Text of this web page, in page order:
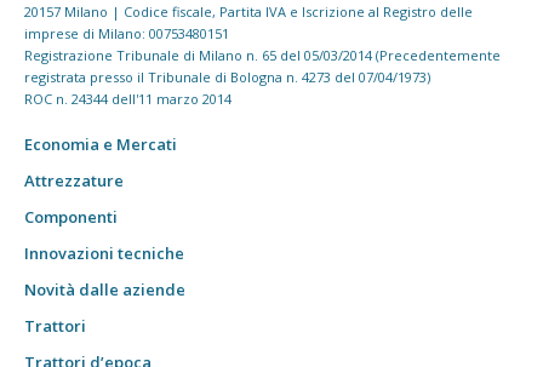
20157 Milano | Codice fiscale, Partita IVA e Iscrizione al Registro delle
imprese di Milano: 00753480151
Registrazione Tribunale di Milano n. 65 del 05/03/2014 (Precedentemente
registrata presso il Tribunale di Bologna n. 4273 del 07/04/1973)
ROC n. 24344 dell'11 marzo 2014
Economia e Mercati
Attrezzature
Componenti
Innovazioni tecniche
Novità dalle aziende
Trattori
Trattori d’epoca